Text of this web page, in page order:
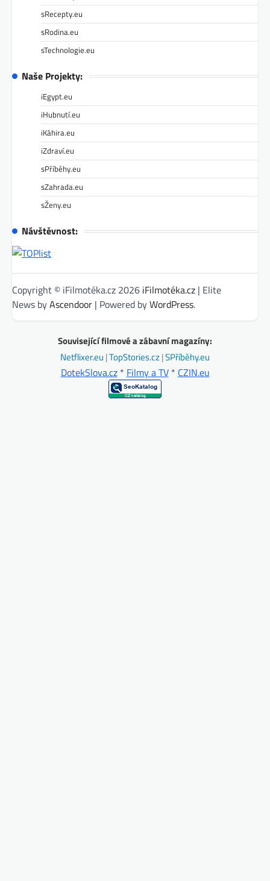
sRecepty.eu
sRodina.eu
sTechnologie.eu
Naše Projekty:
iEgypt.eu
iHubnutí.eu
iKáhira.eu
iZdraví.eu
sPříběhy.eu
sZahrada.eu
sŽeny.eu
Návštěvnost:
Copyright © iFilmotéka.cz 2026 iFilmotéka.cz | Elite
News byAscendoor | Powered byWordPress.
Související filmové a zábavní magazíny:
Netflixer.eu |TopStories.cz|SPříběhy.eu
DotekSlova.cz* Filmy a TV* CZIN.eu